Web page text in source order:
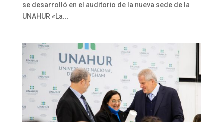
se desarrolló en el auditorio de la nueva sede de la
UNAHUR «La...